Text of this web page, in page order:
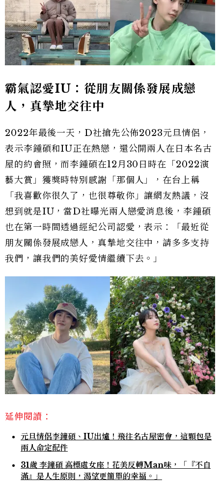
霸氣認愛IU：從朋友關係發展成戀
人，真摯地交往中
2022年最後一天，D社搶先公佈2023元旦情侶，
表示李鍾碩和IU正在熱戀，還公開兩人在日本名古
屋的約會照，而李鍾碩在12月30日時在「2022演
藝大賞」獲獎時特別感謝「那個人」，在台上稱
「我喜歡你很久了，也很尊敬你」讓網友熱議，沒
想到就是IU，當D社曝光兩人戀愛消息後，李鍾碩
也在第一時間透過經紀公司認愛，表示：「最近從
朋友關係發展成戀人，真摯地交往中，請多多支持
我們，讓我們的美好愛情繼續下去。」
延伸閱讀：
元旦情侶李鐘碩、IU出爐！飛往名古屋密會，這顆包是
兩人命定配件
31歲 李鐘碩 高標處女座！花美反轉Man味，「『不自
滿』是人生原則，渴望更簡單的幸福。」